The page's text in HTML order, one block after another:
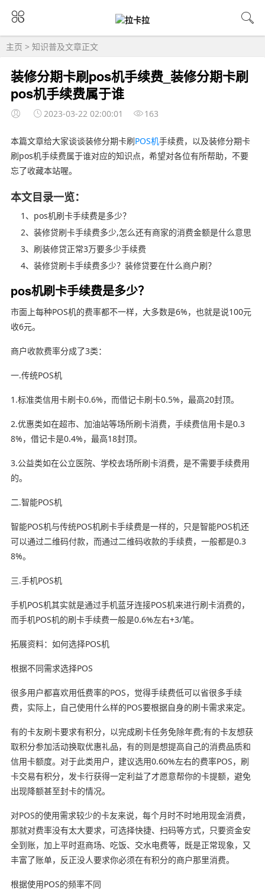
主页 > 知识普及文章正文
装修分期卡刷pos机手续费_装修分期卡刷
pos机手续费属于谁
2023-03-22 02:00:01 163
本篇文章给大家谈谈装修分期卡刷POS机手续费，以及装修分期卡
刷pos机手续费属于谁对应的知识点，希望对各位有所帮助，不要
忘了收藏本站喔。
本文目录一览：
1、pos机刷卡手续费是多少？
2、装修贷刷卡手续费多少,怎么还有商家的消费金额是什么意思
3、刷装修贷正常3万要多少手续费
4、装修贷刷卡手续费多少？装修贷要在什么商户刷？
pos机刷卡手续费是多少？
市面上每种POS机的费率都不一样，大多数是6%，也就是说100元
收6元。
商户收款费率分成了3类：
一.传统POS机
1.标准类信用卡刷卡0.6%，而借记卡刷卡0.5%，最高20封顶。
2.优惠类如在超市、加油站等场所刷卡消费，手续费信用卡是0.3
8%，借记卡是0.4%，最高18封顶。
3.公益类如在公立医院、学校去场所刷卡消费，是不需要手续费用
的。
二.智能POS机
智能POS机与传统POS机刷卡手续费是一样的，只是智能POS机还
可以通过二维码付款，而通过二维码收款的手续费，一般都是0.3
8%。
三.手机POS机
手机POS机其实就是通过手机蓝牙连接POS机来进行刷卡消费的，
而手机POS机的刷卡手续费一般是0.6%左右+3/笔。
拓展资料：如何选择POS机
根据不同需求选择POS
很多用户都喜欢用低费率的POS，觉得手续费低可以省很多手续
费，实际上，自己使用什么样的POS要根据自身的刷卡需求来定。
有的卡友刷卡要求有积分，以完成刷卡任务免除年费;有的卡友想获
取积分参加活动换取优惠礼品，有的则是想提高自己的消费品质和
信用卡额度。对于此类用户，建议选用0.60%左右的费率POS，刷
卡交易有积分，发卡行获得一定利益了才愿意帮你的卡提额，避免
出现降额甚至封卡的情况。
对POS的使用需求较少的卡友来说，每个月时不时地用现金消费，
那就对费率没有太大要求，可选择快捷、扫码等方式，只要资金安
全到账，加上平时逛商场、吃饭、交水电费等，既是正常现象，又
丰富了账单，反正没人要求你必须在有积分的商户那里消费。
根据使用POS的频率不同